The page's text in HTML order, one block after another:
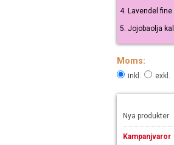
Moms:
inkl. exkl.
Nya produkter
Kampanjvaror